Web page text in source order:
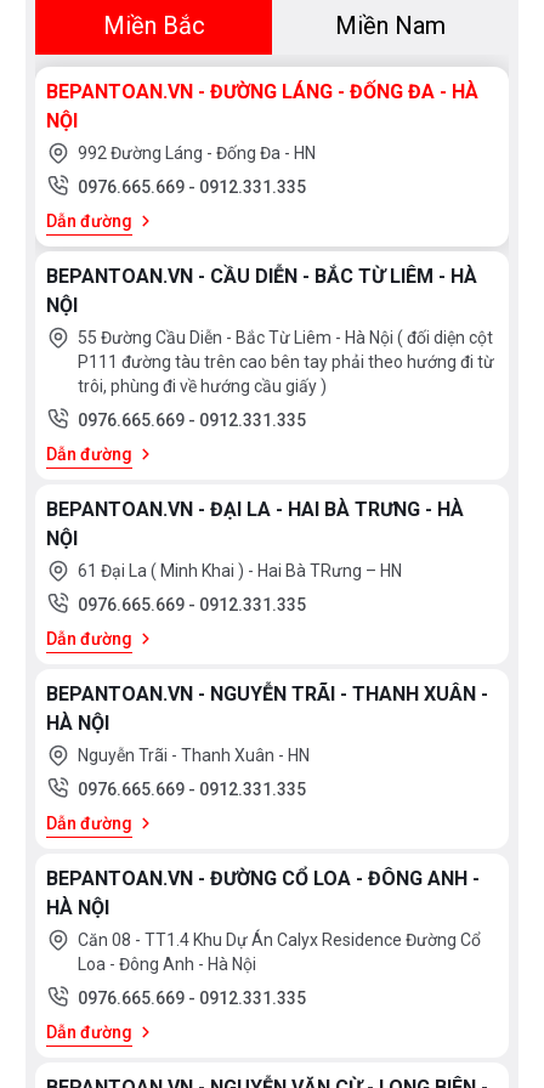
nghệ Nano tĩnh điện chống bám bẩn, chầy xước, giữ
được độ sáng bóng lâu bền.
+ Van đĩa được làm bằng sứ chống bám bẩn khóa
nước, đĩa sứ điều chỉnh nước bên trong lõi sen có bề
mặt siêu mịn, chuyển chế độ xả nước mượt mà linh
hoạt. Các lỗ xả nước được làm bằng cao su có độ bền
cao và dễ dàng vệ sinh
+ Công nghệ Warm spa sẽ tạo ra dòng nước ấm áp
hơn nhờ hạn chế việc thoát nhiệt. Dòng chảy nhẹ nhàng
giúp ngăn chặn quá trình tản nhiệt. Nước ôm lấy và
nhanh chóng làm ấm cơ thể. Chức năng này không chỉ
được tích hợp ở sen cây mà cả ở sen tắm cầm tay,
thích hợp cho những lúc bạn thật sự cần thư giãn, hay
trước khi ngủ.
+ Bát sen thường có diện tích rộng để tạo dòng chảy
trong bát sen. Nhằm tạo thêm tính năng cho bát sen
cũng như tăng cảm giác thoải mái cho người dùng. Từ
đó tốc độ dòng chảy được kiểm soát bên trong bát
sen, tạo ra dòng nước như thác đổ nhẹ nhàng, sang
trọng mà không văng quá mạnh tạo cảm giác thoải
mái cho người dùng nhiều nhất.
+ Công nghệ Air in (Dòng nước ngậm khí)
Bát sen bổ sung khí vào nước mang lại trải nghiệm
tắm thú vị hơn, khiến dòng nước mạnh mẽ nhưng
không làm tăng lượng nước sử dụng.
Miền Bắc Miền Nam
BEPANTOAN.VN - ĐƯỜNG LÁNG - ĐỐNG ĐA - HÀ
NỘI
992 Đường Láng - Đống Đa - HN
0976.665.669 - 0912.331.335
Dẫn đường
BEPANTOAN.VN - CẦU DIỄN - BẮC TỪ LIÊM - HÀ
NỘI
55 Đường Cầu Diễn - Bắc Từ Liêm - Hà Nội ( đối diện cột
P111 đường tàu trên cao bên tay phải theo hướng đi từ
trôi, phùng đi về hướng cầu giấy )
0976.665.669 - 0912.331.335
Dẫn đường
BEPANTOAN.VN - ĐẠI LA - HAI BÀ TRƯNG - HÀ
NỘI
61 Đại La ( Minh Khai ) - Hai Bà TRưng – HN
0976.665.669 - 0912.331.335
Dẫn đường
BEPANTOAN.VN - NGUYỄN TRÃI - THANH XUÂN -
HÀ NỘI
Nguyễn Trãi - Thanh Xuân - HN
0976.665.669 - 0912.331.335
Dẫn đường
BEPANTOAN.VN - ĐƯỜNG CỔ LOA - ĐÔNG ANH -
HÀ NỘI
Căn 08 - TT1.4 Khu Dự Án Calyx Residence Đường Cổ
Loa - Đông Anh - Hà Nội
0976.665.669 - 0912.331.335
Dẫn đường